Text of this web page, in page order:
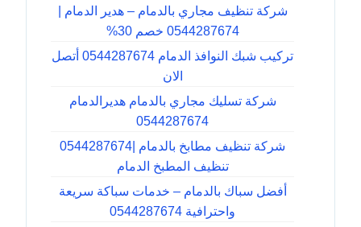
شركة تنظيف مجاري بالدمام – هدير الدمام |
0544287674 خصم 30%
تركيب شبك النوافذ الدمام 0544287674 أتصل
الان
شركة تسليك مجاري بالدمام هديرالدمام
0544287674
شركة تنظيف مطابخ بالدمام |0544287674
تنظيف المطبخ الدمام
أفضل سباك بالدمام – خدمات سباكة سريعة
واحترافية 0544287674